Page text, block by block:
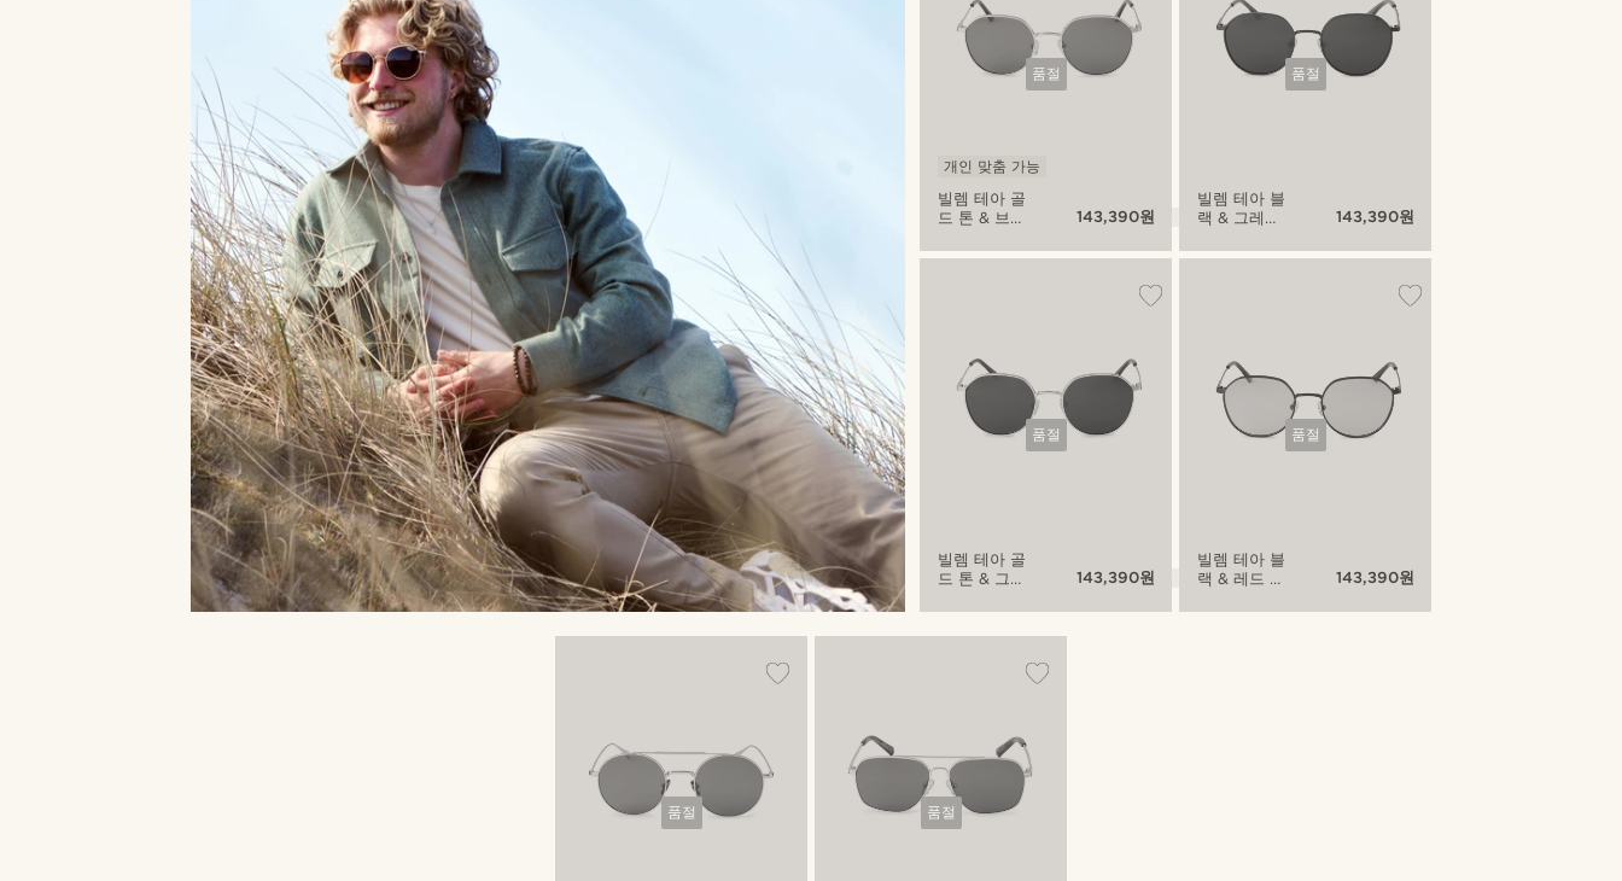
품절
빌렘 테아 골
드 톤 & 브라
개인 맞춤 가능
143,390원
품절
빌렘 테아 골
드 톤 & 그레
143,390원
품절
빌렘 테아 블
랙 & 그레이
143,390원
품절
빌렘 테아 블
랙 & 레드 선
143,390원
품절 품절